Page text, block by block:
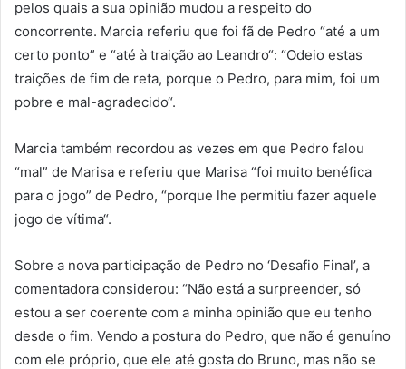
pelos quais a sua opinião mudou a respeito do
concorrente. Marcia referiu que foi fã de Pedro “até a um
certo ponto” e “até à traição ao Leandro“: “Odeio estas
traições de fim de reta, porque o Pedro, para mim, foi um
pobre e mal-agradecido“.
Marcia também recordou as vezes em que Pedro falou
“mal” de Marisa e referiu que Marisa “foi muito benéfica
para o jogo” de Pedro, “porque lhe permitiu fazer aquele
jogo de vítima“.
Sobre a nova participação de Pedro no ‘Desafio Final’, a
comentadora considerou: “Não está a surpreender, só
estou a ser coerente com a minha opinião que eu tenho
desde o fim. Vendo a postura do Pedro, que não é genuíno
com ele próprio, que ele até gosta do Bruno, mas não se